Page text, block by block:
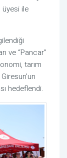
üyesi ile
ve “Pancar”
tarım
hedeflendi.